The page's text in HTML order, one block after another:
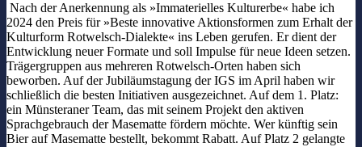
Nach der Anerkennung als »Immaterielles Kulturerbe« habe ich
2024 den Preis für »Beste innovative Aktionsformen zum Erhalt der
Kulturform Rotwelsch-Dialekte« ins Leben gerufen. Er dient der
Entwicklung neuer Formate und soll Impulse für neue Ideen setzen.
Trägergruppen aus mehreren Rotwelsch-Orten haben sich
beworben. Auf der Jubiläumstagung der IGS im April haben wir
schließlich die besten Initiativen ausgezeichnet. Auf dem 1. Platz:
ein Münsteraner Team, das mit seinem Projekt den aktiven
Sprachgebrauch der Masematte fördern möchte. Wer künftig sein
Bier auf Masematte bestellt, bekommt Rabatt. Auf Platz 2 gelangte